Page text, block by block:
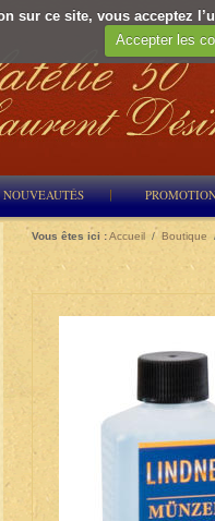
sur ce site, vous acceptez
Accepter les
NOUVEAUTÉS
Vous êtes ici :Accueil / Boutique